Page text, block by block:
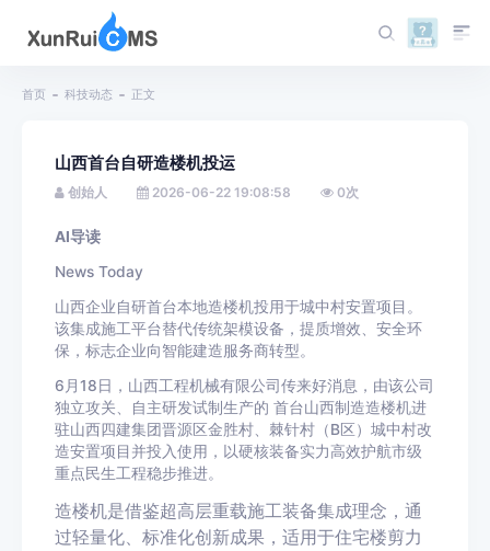
首页 科技动态 正文
山西首台自研造楼机投运
创始人 2026-06-22 19:08:58 0次
AI导读
News Today
山西企业自研首台本地造楼机投用于城中村安置项目。
该集成施工平台替代传统架模设备，提质增效、安全环
保，标志企业向智能建造服务商转型。
6月18日，山西工程机械有限公司传来好消息，由该公司
独立攻关、自主研发试制生产的 首台山西制造造楼机进
驻山西四建集团晋源区金胜村、棘针村（B区）城中村改
造安置项目并投入使用， 以硬核装备实力高效护航市级
重点民生工程稳步推进。
造楼机是借鉴超高层重载施工装备集成理念，通
过轻量化、标准化创新成果，适用于住宅楼剪力